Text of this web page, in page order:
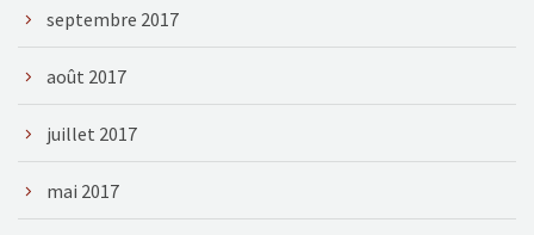
septembre 2017
août 2017
juillet 2017
mai 2017